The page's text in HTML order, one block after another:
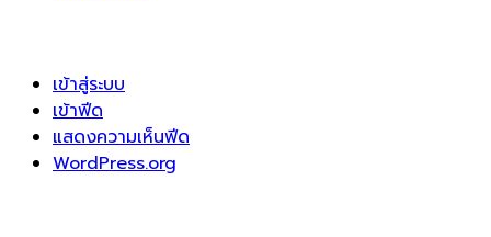
เข้าสู่ระบบ
เข้าฟีด
แสดงความเห็นฟีด
WordPress.org